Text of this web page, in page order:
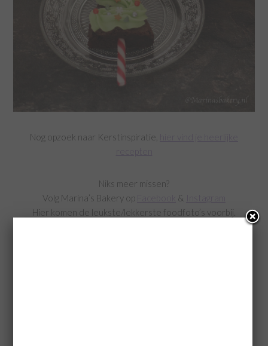
Nog opzoek naar Kerstinspiratie,
Niks meer missen?
Volg Marina’s Bakery op
&
Instagram
Hier komen de leukste/lekkerste foodfoto’s voorbij.